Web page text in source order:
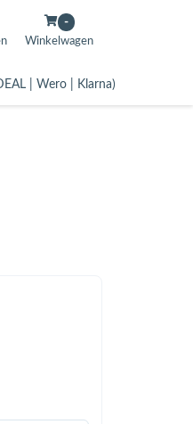
-
Winkelwagen
| Wero | Klarna)